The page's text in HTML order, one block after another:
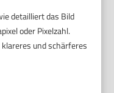
detailliert das Bild
oder Pixelzahl.
und schärferes